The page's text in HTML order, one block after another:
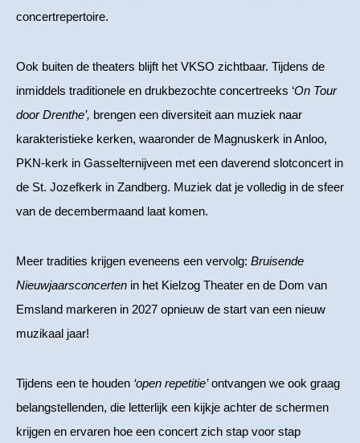
concertrepertoire.
Ook buiten de theaters blijft het VKSO zichtbaar. Tijdens de
inmiddels traditionele en drukbezochte concertreeks ‘On Tour
door Drenthe’, brengen een diversiteit aan muziek naar
karakteristieke kerken, waaronder de Magnuskerk in Anloo,
PKN-kerk in Gasselternijveen met een daverend slotconcert in
de St. Jozefkerk in Zandberg. Muziek dat je volledig in de sfeer
van de decembermaand laat komen.
Meer tradities krijgen eveneens een vervolg: Bruisende
Nieuwjaarsconcerten in het Kielzog Theater en de Dom van
Emsland markeren in 2027 opnieuw de start van een nieuw
muzikaal jaar!
Tijdens een te houden ‘open repetitie’ontvangen we ook graag
belangstellenden, die letterlijk een kijkje achter de schermen
krijgen en ervaren hoe een concert zich stap voor stap